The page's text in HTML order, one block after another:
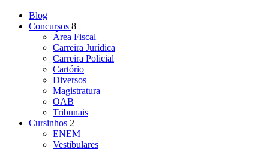
Blog
Concursos 8
Área Fiscal
Carreira Jurídica
Carreira Policial
Cartório
Diversos
Magistratura
OAB
Tribunais
Cursinhos 2
ENEM
Vestibulares